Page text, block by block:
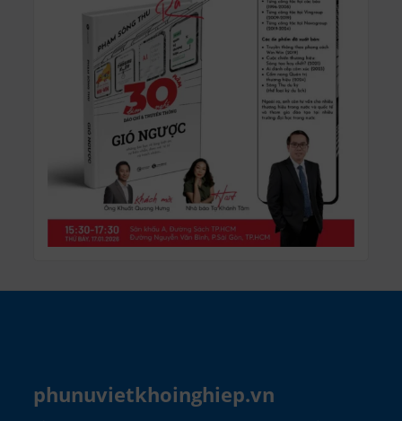
phunuvietkhoinghiep.vn